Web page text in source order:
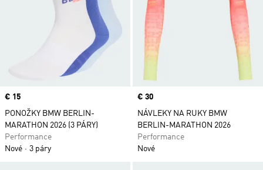
Price
€ 15
PONOŽKY BMW BERLIN-
MARATHON 2026 (3 PÁRY)
Performance
Nové
3 páry
Price
€ 30
NÁVLEKY NA RUKY BMW
BERLIN-MARATHON 2026
Performance
Nové